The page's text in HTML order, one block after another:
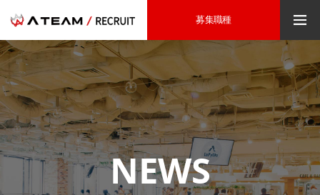
募集職種
NEWS